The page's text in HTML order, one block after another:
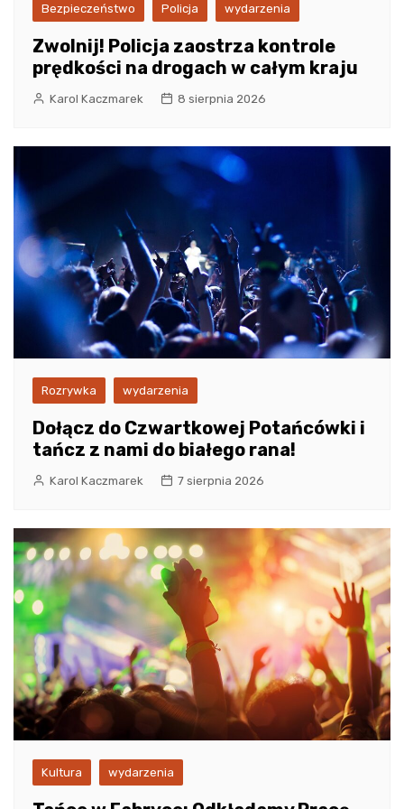
Bezpieczeństwo Policja wydarzenia
Zwolnij! Policja zaostrza kontrole
prędkości na drogach w całym kraju
Karol Kaczmarek 8 sierpnia 2026
Rozrywka wydarzenia
Dołącz do Czwartkowej Potańcówki i
tańcz z nami do białego rana!
Karol Kaczmarek 7 sierpnia 2026
Kultura wydarzenia